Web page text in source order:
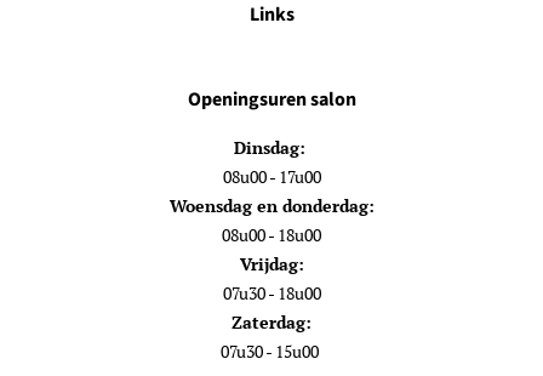
Links
Openingsuren salon
Dinsdag:
08u00 - 17u00
Woensdag en donderdag:
08u00 - 18u00
Vrijdag:
07u30 - 18u00
Zaterdag:
07u30 - 15u00